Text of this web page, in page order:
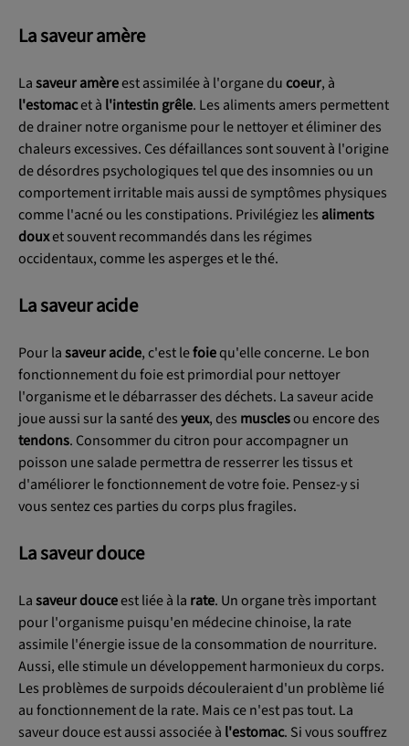
La saveur amère
Lasaveur amèreest assimilée à l'organe ducoeur, à
l'estomacet à l'intestin grêle. Les aliments amers permettent
de drainer notre organisme pour le nettoyer et éliminer des
chaleurs excessives. Ces défaillances sont souvent à l'origine
de désordres psychologiques tel que des insomnies ou un
comportement irritable mais aussi de symptômes physiques
comme l'acné ou les constipations. Privilégiez les aliments
douxet souvent recommandés dans les régimes
occidentaux, comme les asperges et le thé.
La saveur acide
Pour lasaveur acide, c'est lefoiequ'elle concerne. Le bon
fonctionnement du foie est primordial pour nettoyer
l'organisme et le débarrasser des déchets. La saveur acide
joue aussi sur la santé desyeux, des musclesou encore des
tendons. Consommer du citron pour accompagner un
poisson une salade permettra de resserrer les tissus et
d'améliorer le fonctionnement de votre foie. Pensez-y si
vous sentez ces parties du corps plus fragiles.
La saveur douce
Lasaveur douceest liée à la rate. Un organe très important
pour l'organisme puisqu'en médecine chinoise, la rate
assimile l'énergie issue de la consommation de nourriture.
Aussi, elle stimule un développement harmonieux du corps.
Les problèmes de surpoids découleraient d'un problème lié
au fonctionnement de la rate. Mais ce n'est pas tout. La
saveur douce est aussi associée à l'estomac. Si vous souffrez